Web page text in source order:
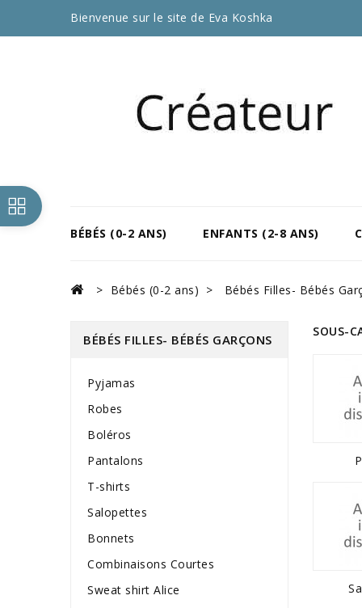
Bienvenue sur le site de Eva Koshka
BÉBÉS (0-2 ANS) ENFANTS (2-8 ANS)
Bébés (0-2 ans) Bébés Filles- Bébés
BÉBÉS FILLES- BÉBÉS GARÇONS
Pyjamas
Robes
Boléros
Pantalons
T-shirts
Salopettes
Bonnets
Combinaisons Courtes
Sweat shirt Alice
SOUS-